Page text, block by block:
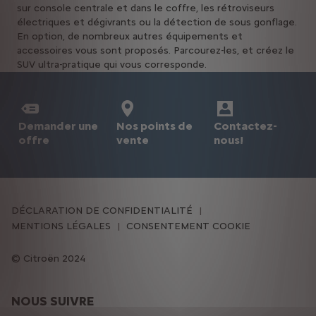
sur console centrale et dans le coffre, les rétroviseurs
électriques et dégivrants ou la détection de sous gonflage.
En option, de nombreux autres équipements et
accessoires vous sont proposés. Parcourez-les, et créez le
SUV ultra-pratique qui vous corresponde.
Demander une
offre
Nos points de
vente
Contactez-
nous!
NOUS SUIVRE
Citroën 2024
DÉCLARATION DE CONFIDENTIALITÉ
MENTIONS LÉGALES
CONSENTEMENT COOKIE